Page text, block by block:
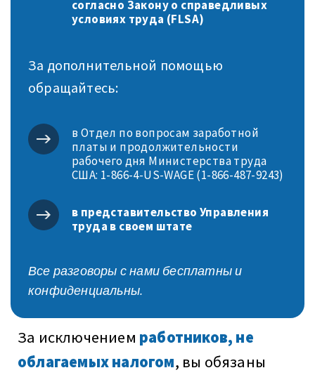
За исключением работников, не
облагаемых налогом, вы обязаны
согласно Закону о справедливых
условиях труда (FLSA)
За дополнительной помощью
обращайтесь:
в Отдел по вопросам заработной
платы и продолжительности
рабочего дня Министерства труда
США: 1-866-4-US-WAGE (1-866-487-9243)
в представительство Управления
труда в своем штате
Все разговоры с нами бесплатны и
конфиденциальны.